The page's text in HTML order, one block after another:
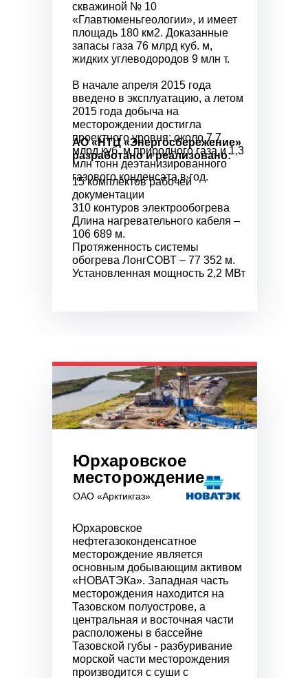
АО «НТЦ «Энергосбережение»
разработано и реализовано:
15 комплектов рабочей
документации
310 контуров электрообогрева
Длина нагревательного кабеля –
106 689 м.
Протяженность системы
обогрева ЛонгСОВТ – 77 352 м.
Установленная мощность 2,2 МВт
скважиной № 10
«Главтюменьгеологии», и имеет
площадь 180 км2. Доказанные
запасы газа 76 млрд куб. м,
жидких углеводородов 9 млн т.
В начале апреля 2015 года
введено в эксплуатацию, а летом
2015 года добыча на
месторождении достигла
проектного уровня: около 7,7
млрд куб. м природного газа и 1,3
млн тонн деэтанизированного
газового конденсата в год.
Юрхаровское
нефтегазоконденсатное
месторождение является
основным добывающим активом
«НОВАТЭКа». Западная часть
месторождения находится на
Тазовском полуострове, а
центральная и восточная части
расположены в бассейне
Тазовской губы - разбуривание
морской части месторождения
производится с суши с
ОАО «Арктикгаз»
Юрхаровское
месторождение